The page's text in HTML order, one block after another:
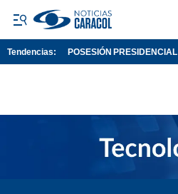
Tendencias: POSESIÓN PRESIDENCIAL